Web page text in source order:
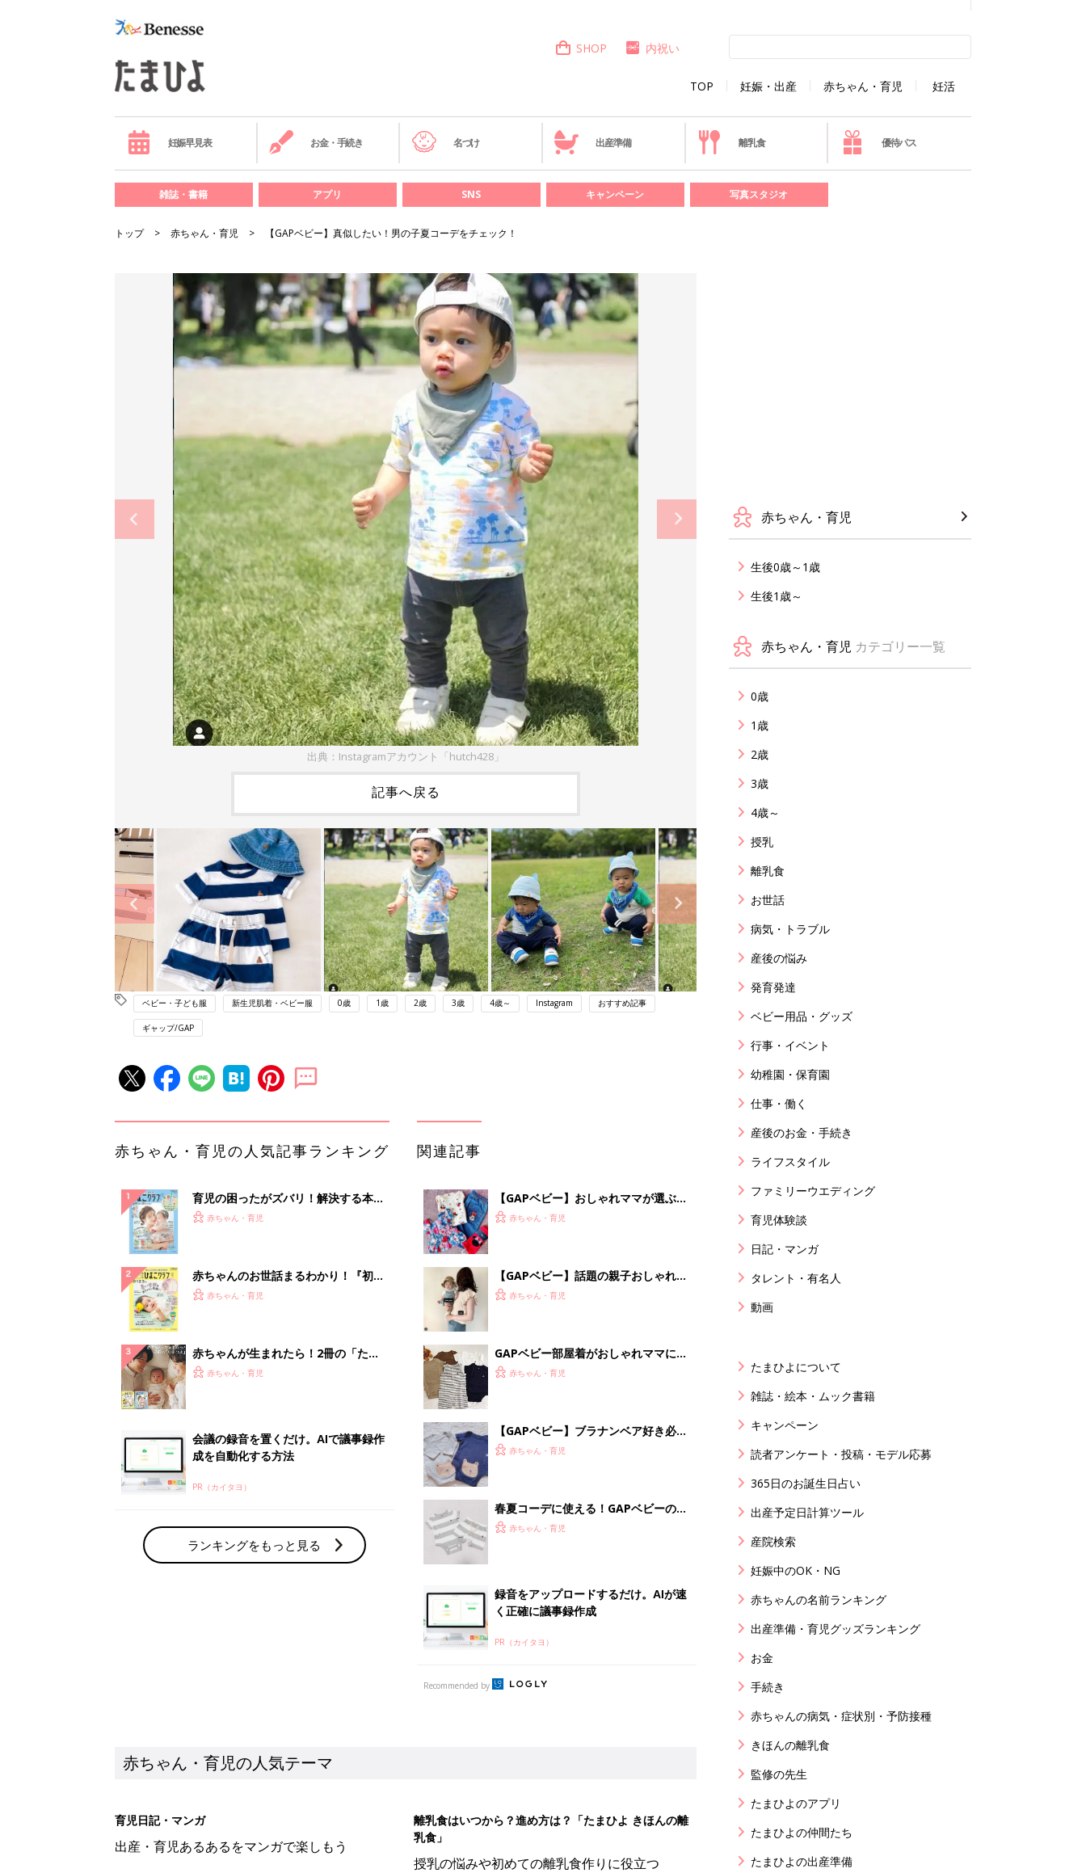
TOP 妊娠・出産 赤ちゃん・育児 妊活
SHOP 内祝い
妊娠早見表 お金・手続き 名づけ 出産準備 離乳食 優待パス
雑誌・書籍 アプリ SNS キャンペーン 写真スタジオ
トップ 赤ちゃん・育児 【GAPベビー】真似したい！男の子夏コーデをチェック！
出典：Instagramアカウント「hutch428」
記事へ戻る
ベビー・子ども服 新生児肌着・ベビー服 0歳 1歳 2歳 3歳 4歳～ Instagram おすすめ記事
ギャップ/GAP
赤ちゃん・育児の人気記事ランキング
育児の困ったがズバリ！解決する本
『ひよこクラブ 夏号』 4カ月～2才
赤ちゃん・育児
赤ちゃんのお世話まるわかり！『初め
てのひよこクラブ 夏号』〈巻頭大特
解決テク
赤ちゃん・育児
赤ちゃんが生まれたら！2冊の「たま
ひよ」
赤ちゃん・育児
会議の録音を置くだけ。AIで議事録作
成を自動化する方法
PR（カイタヨ）
ランキングをもっと見る
関連記事
【GAPベビー】おしゃれママが選ぶ夏
のお気に入りアイテムとは？
赤ちゃん・育児
【GAPベビー】話題の親子おしゃれフ
ォトが可愛すぎる
赤ちゃん・育児
GAPベビー部屋着がおしゃれママに大
人気！指名買いアイテム5選
赤ちゃん・育児
【GAPベビー】ブラナンベア好き必見
の夏アイテム5選
赤ちゃん・育児
春夏コーデに使える！GAPベビーのお
しゃれロンパース4選
赤ちゃん・育児
録音をアップロードするだけ。AIが速
く正確に議事録作成
PR（カイタヨ）
Recommended by
赤ちゃん・育児の人気テーマ
育児日記・マンガ
出産・育児あるあるをマンガで楽しもう
離乳食はいつから？進め方は？「たまひよ きほんの離
乳食」
授乳の悩みや初めての離乳食作りに役立つ
赤ちゃん・育児
生後0歳～1歳
生後1歳～
赤ちゃん・育児 カテゴリー一覧
0歳
1歳
2歳
3歳
4歳～
授乳
離乳食
お世話
病気・トラブル
産後の悩み
発育発達
ベビー用品・グッズ
行事・イベント
幼稚園・保育園
仕事・働く
産後のお金・手続き
ライフスタイル
ファミリーウエディング
育児体験談
日記・マンガ
タレント・有名人
動画
たまひよについて
雑誌・絵本・ムック書籍
キャンペーン
読者アンケート・投稿・モデル応募
365日のお誕生日占い
出産予定日計算ツール
産院検索
妊娠中のOK・NG
赤ちゃんの名前ランキング
出産準備・育児グッズランキング
お金
手続き
赤ちゃんの病気・症状別・予防接種
きほんの離乳食
監修の先生
たまひよのアプリ
たまひよの仲間たち
たまひよの出産準備